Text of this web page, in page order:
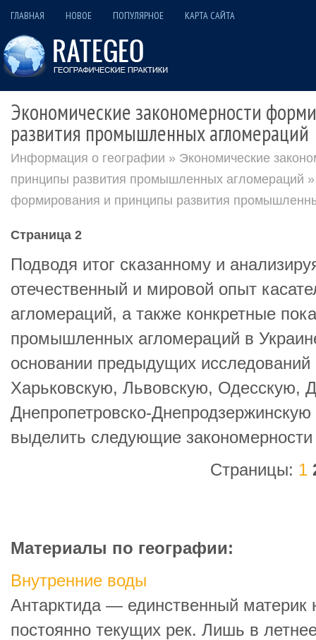
ГЛАВНАЯ НОВОЕ ПОПУЛЯРНОЕ КАРТА САЙТА
Экономические закономерности
развития промышленных агломераций
Информация о географии » Экономические
принципы развития промышленных агломераций
формирования и принципы развития
Страница 2
Подводя итог сказанному и
отечественный и мировой опыт
агломераций, а также конкретные
промышленных агломераций в
основании предыдущих
Харьковскую, Львовскую, Одесскую,
Днепропетровско-
выделить следующие
Страницы: 1
Материалы по географии:
Внутренние воды
Антарктида — единственный материк
постоянно текущих рек. Лишь в